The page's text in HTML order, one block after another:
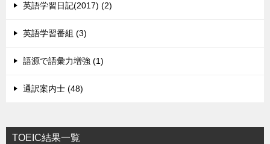
英語学習日記(2017) (2)
英語学習番組 (3)
語源で語彙力増強 (1)
通訳案内士 (48)
TOEIC結果一覧